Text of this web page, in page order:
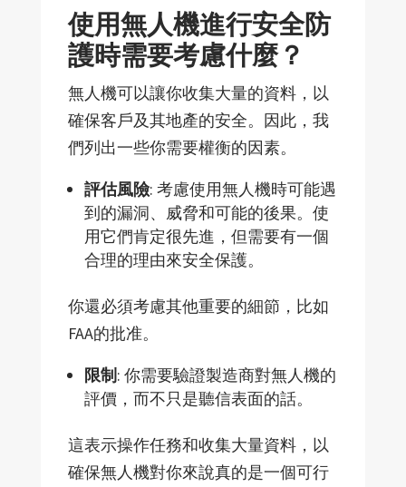
使用無人機進行安全防
護時需要考慮什麼？
無人機可以讓你收集大量的資料，以
確保客戶及其地產的安全。因此，我
們列出一些你需要權衡的因素。
評估風險: 考慮使用無人機時可能遇
到的漏洞、威脅和可能的後果。使
用它們肯定很先進，但需要有一個
合理的理由來安全保護。
你還必須考慮其他重要的細節，比如
FAA的批准。
限制 : 你需要驗證製造商對無人機的
評價，而不只是聽信表面的話。
這表示操作任務和收集大量資料，以
確保無人機對你來說真的是一個可行